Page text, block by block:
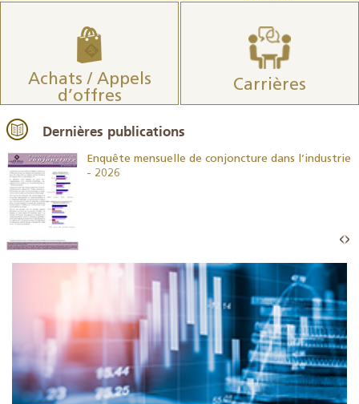
Achats / Appels
d’offres
Carrières
Dernières publications
Enquête mensuelle de conjoncture dans l’industrie
- 2026